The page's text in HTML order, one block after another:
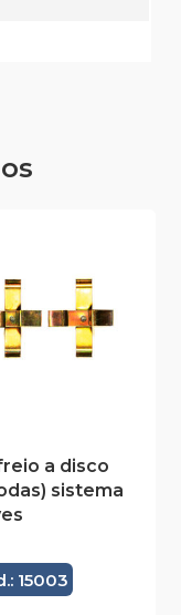
a disco
sistema
15003